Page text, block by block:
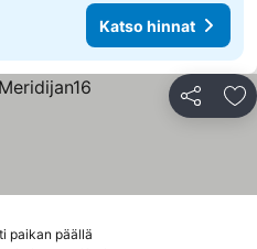
Katso hinnat
Jaa
paikan päällä